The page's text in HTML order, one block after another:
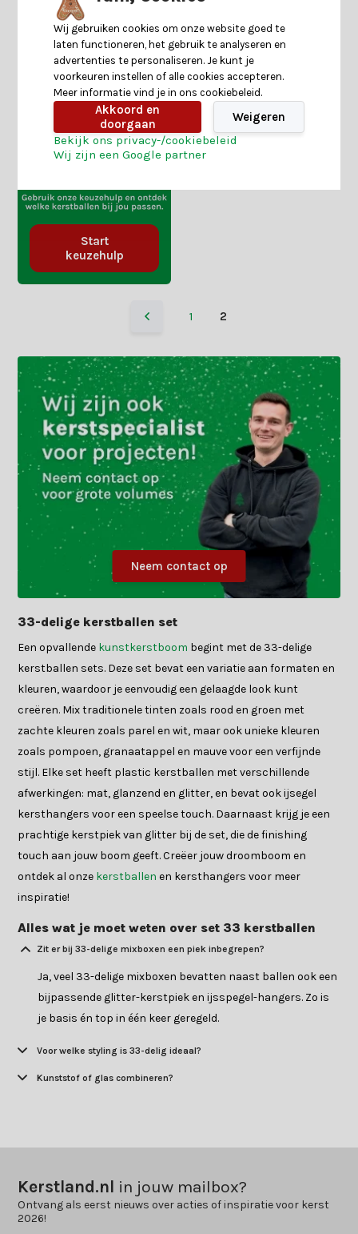
Start
keuzehulp
1 2
Neem contact op
33-delige kerstballen set
Een opvallende kunstkerstboom begint met de 33-delige
kerstballen sets. Deze set bevat een variatie aan formaten en
kleuren, waardoor je eenvoudig een gelaagde look kunt
creëren. Mix traditionele tinten zoals rood en groen met
zachte kleuren zoals parel en wit, maar ook unieke kleuren
zoals pompoen, granaatappel en mauve voor een verfijnde
stijl. Elke set heeft plastic kerstballen met verschillende
afwerkingen: mat, glanzend en glitter, en bevat ook ijsegel
kersthangers voor een speelse touch. Daarnaast krijg je een
prachtige kerstpiek van glitter bij de set, die de finishing
touch aan jouw boom geeft. Creëer jouw droomboom en
ontdek al onze kerstballen en kersthangers voor meer
inspiratie!
Alles wat je moet weten over set 33 kerstballen
Zit er bij 33-delige mixboxen een piek inbegrepen?
Ja, veel 33-delige mixboxen bevatten naast ballen ook een
bijpassende glitter-kerstpiek en ijsspegel-hangers. Zo is
je basis én top in één keer geregeld.
Voor welke styling is 33-delig ideaal?
Kunststof of glas combineren?
Kerstland.nl in jouw mailbox?
Ontvang als eerst nieuws over acties of inspiratie voor kerst
2026!
Wij gebruiken cookies om onze website goed te
laten functioneren, het gebruik te analyseren en
advertenties te personaliseren. Je kunt je
voorkeuren instellen of alle cookies accepteren.
Meer informatie vind je in ons cookiebeleid.
Akkoord en
doorgaan
Weigeren
Bekijk ons privacy-/cookiebeleid
Wij zijn een Google partner